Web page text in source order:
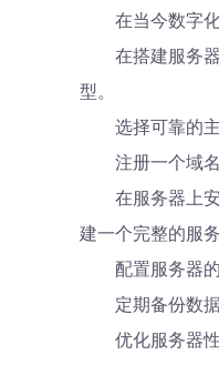
在当今数字
在搭建服务
型。
选择可靠的
注册一个域
在服务器上
建一个完整的服
配置服务器
定期备份数
优化服务器